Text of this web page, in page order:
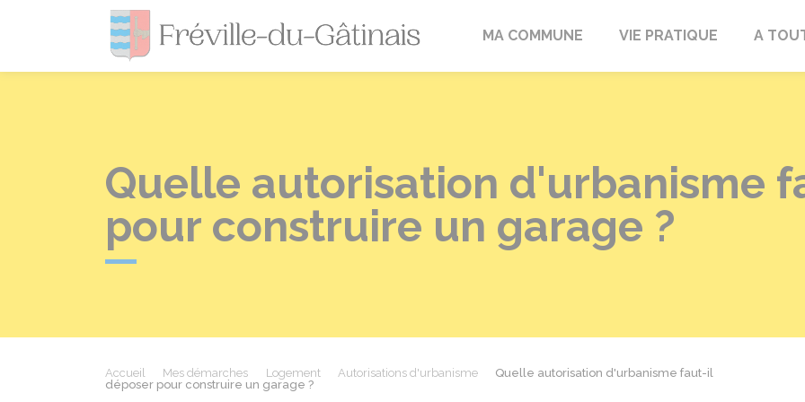
Fréville-du-Gâtinais
MA COMMUNE VIE PRATIQUE A
Quelle autorisation d'urbanisme
pour construire un garage ?
Accueil Mes démarches Logement Autorisations d'urbanisme
Quelle autorisation d'urbanisme faut-il
déposer pour construire un garage ?